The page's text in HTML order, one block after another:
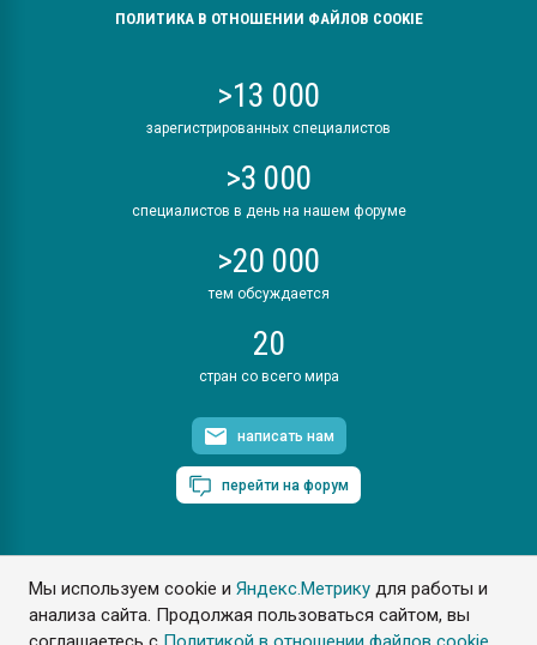
Мы используем cookie иЯндекс.Метрику для работы и
анализа сайта. Продолжая пользоваться сайтом, вы
ПОЛИТИКА В ОТНОШЕНИИ ФАЙЛОВ COOKIE
>13 000
зарегистрированных специалистов
>3 000
специалистов в день на нашем форуме
>20 000
тем обсуждается
20
стран со всего мира
написать нам
перейти на форум
ПластЭксперт © 2006. Все права защищены
Разрешается копирование материалов сайта с обязательной
ссылкой на www.e-plastic.ru